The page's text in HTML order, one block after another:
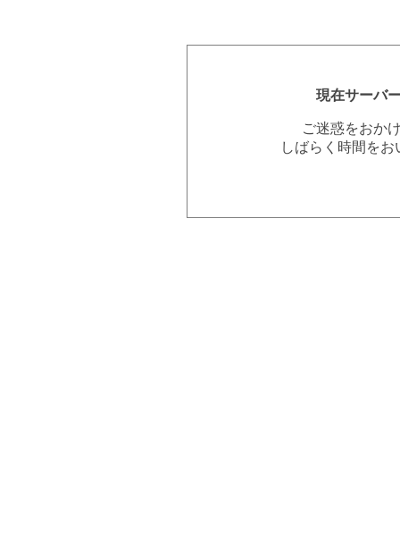
現在サーバ
ご迷惑をおか
しばらく時間を